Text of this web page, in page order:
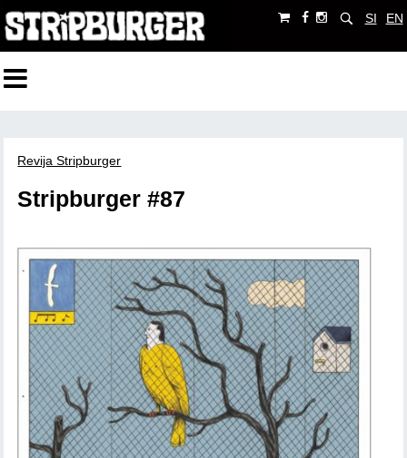
SI EN
Revija Stripburger
Stripburger #87